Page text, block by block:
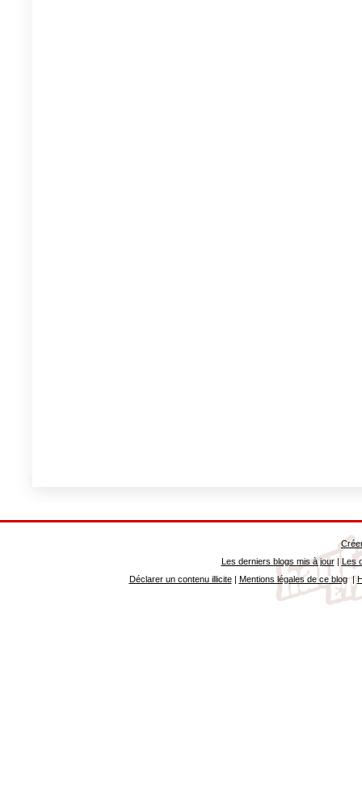
Les derniers blogs mis à jour| Les
Déclarer un contenu illicite| Mentions légales de ce blog|